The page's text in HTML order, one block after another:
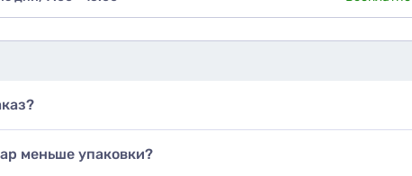
Рекомендуете ли вы этот товар
да
меньше упаковки?